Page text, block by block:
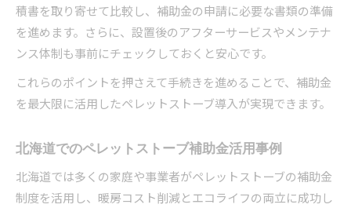
積書を取り寄せて比較し、補助金の申請に必要な書類の準備
を進めます。さらに、設置後のアフターサービスやメンテナ
ンス体制も事前にチェックしておくと安心です。
これらのポイントを押さえて手続きを進めることで、補助金
を最大限に活用したペレットストーブ導入が実現できます。
北海道でのペレットストーブ補助金活用事例
北海道では多くの家庭や事業者がペレットストーブの補助金
制度を活用し、暖房コスト削減とエコライフの両立に成功し